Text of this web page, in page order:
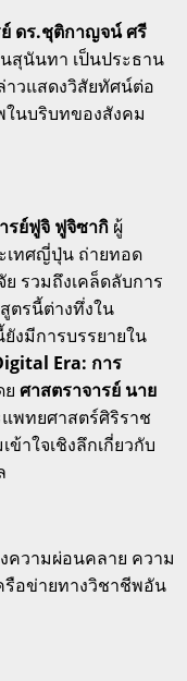
ดร.ชุติกาญจน์ ศรี
สุนันทา เป็นประธาน
าวแสดงวิสัยทัศน์ต่อ
นบริบทของสังคม
รย์ฟูจิ ฟูจิซากิ ผู้
เทศญี่ปุ่น ถ่ายทอด
รวมถึงเคล็ดลับการ
ตรนี้ต่างทึ่งใน
งมีการบรรยายใน
Era: การ
ย ศาสตราจารย์ นาย
ทยศาสตร์ศิริราช
าใจเชิงลึกเกี่ยวกับ
ความผ่อนคลาย ความ
รือข่ายทางวิชาชีพอัน